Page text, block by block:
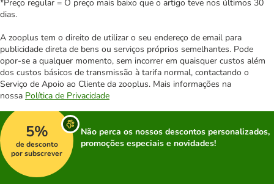
*Preço regular = O preço mais baixo que o artigo teve nos últimos 30
dias.
A zooplus tem o direito de utilizar o seu endereço de email para
publicidade direta de bens ou serviços próprios semelhantes. Pode
opor-se a qualquer momento, sem incorrer em quaisquer custos além
dos custos básicos de transmissão à tarifa normal, contactando o
Serviço de Apoio ao Cliente da zooplus. Mais informações na
nossa Política de Privacidade
5%
de desconto
por subscrever
Não perca os nossos descontos personalizados,
promoções especiais e novidades!